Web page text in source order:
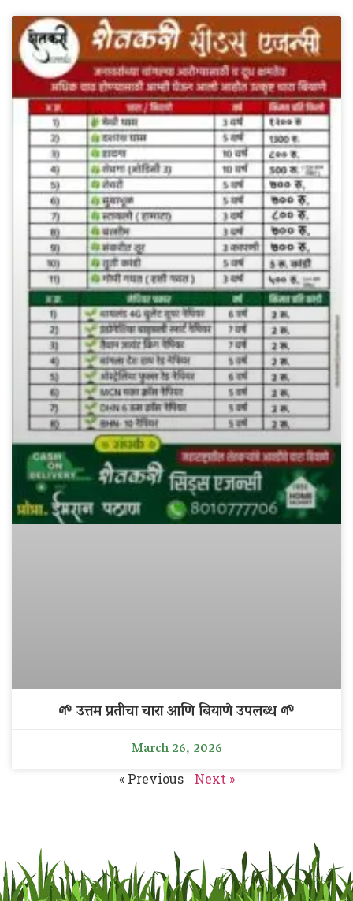
🌱 उत्तम प्रतीचा चारा आणि बियाणे उपलब्ध 🌱
March 26, 2026
« Previous Next »